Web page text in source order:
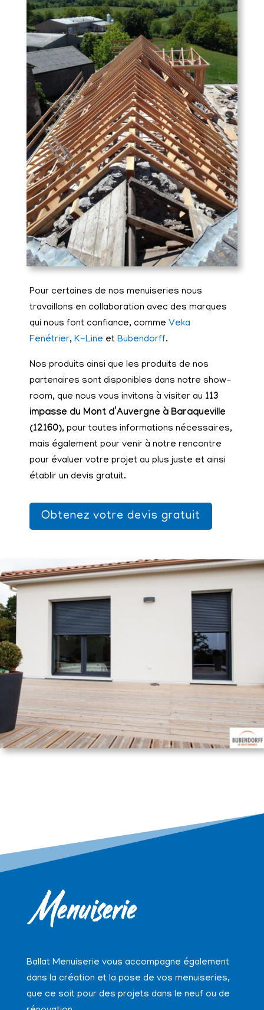
Pour certaines de nos menuiseries nous
travaillons en collaboration avec des marques
qui nous font confiance, comme Veka
Fenétrier, K-Line et Bubendorff.
Nos produits ainsi que les produits de nos
partenaires sont disponibles dans notre show-
room, que nous vous invitons à visiter au 113
impasse du Mont d’Auvergne à Baraqueville
(12160), pour toutes informations nécessaires,
mais également pour venir à notre rencontre
pour évaluer votre projet au plus juste et ainsi
établir un devis gratuit.
Obtenez votre devis gratuit
Menuiserie
Ballat Menuiserie vous accompagne également
dans la création et la pose de vos menuiseries,
que ce soit pour des projets dans le neuf ou de